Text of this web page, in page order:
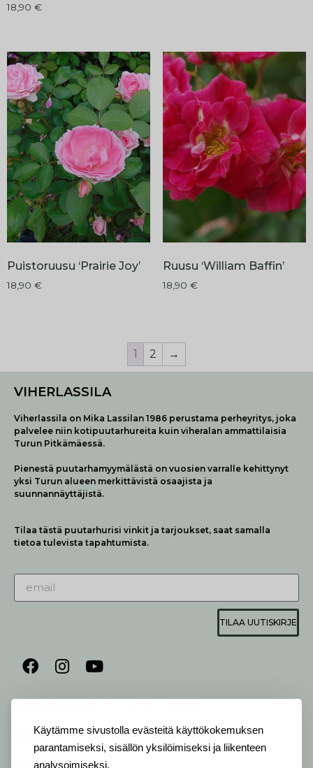
Käytämme sivustolla evästeitä käyttökokemuksen
parantamiseksi, sisällön yksilöimiseksi ja liikenteen
analysoimiseksi.
18,90 €
Puistoruusu ‘Prairie Joy’
18,90 €
Ruusu ‘William Baffin’
18,90 €
1 2 →
VIHERLASSILA
Viherlassila on Mika Lassilan 1986 perustama perheyritys, joka
palvelee niin kotipuutarhureita kuin viheralan ammattilaisia
Turun Pitkämäessä.
Pienestä puutarhamyymälästä on vuosien varralle kehittynyt
yksi Turun alueen merkittävistä osaajista ja
suunnannäyttäjistä.
Tilaa tästä puutarhurisi vinkit ja tarjoukset, saat samalla
tietoa tulevista tapahtumista.
TILAA UUTISKIRJE
AUKIOLO JA YHTEYSTIEDOT
ALVELEMME:
Ma-Pe 9-20 I La 10-18 I Su 10-17
OTA YHTEYTTÄ: